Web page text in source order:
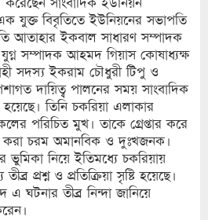
যুক্ত বিবৃতিতে ইউনিয়নের সভাপতি
ইকবাল সাধারণ সম্পাদক
সম্পাদক আহমদ গিয়াস কোষাধ্যক্ষ
সদস্য ইকরাম চৌধুরী টিপু ও
দায়িত্ব পালনের সময় সাংবাদিক
তিনি চকরিয়া এলাকার
পরিচিত মুখ। তাকে গ্রেপ্তার করে
করা চরম অমানবিক ও দুঃখজনক।
ভুমিকা নিয়ে ইতিমধ্যে চকরিয়ায়
প্রশ্ন ও প্রতিক্রিয়া সৃষ্টি হয়েছে।
এ ঘটনার তীব্র নিন্দা জানিয়ে